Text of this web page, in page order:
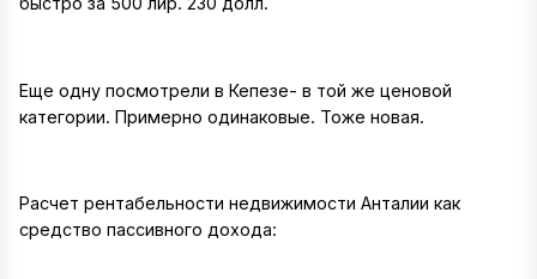
Еще одну посмотрели в Кепезе- в той же ценовой
категории. Примерно одинаковые. Тоже новая.
Расчет рентабельности недвижимости Анталии как
средство пассивного дохода: